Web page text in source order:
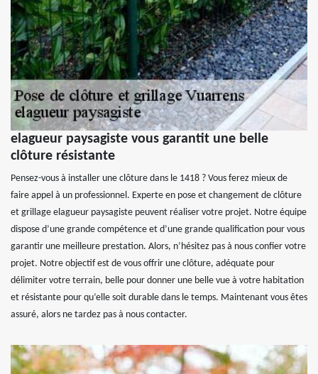
elagueur paysagiste vous garantit une belle
clôture résistante
Pensez-vous à installer une clôture dans le 1418 ? Vous ferez mieux de
faire appel à un professionnel. Experte en pose et changement de clôture
et grillage elagueur paysagiste peuvent réaliser votre projet. Notre équipe
dispose d’une grande compétence et d’une grande qualification pour vous
garantir une meilleure prestation. Alors, n’hésitez pas à nous confier votre
projet. Notre objectif est de vous offrir une clôture, adéquate pour
délimiter votre terrain, belle pour donner une belle vue à votre habitation
et résistante pour qu’elle soit durable dans le temps. Maintenant vous êtes
assuré, alors ne tardez pas à nous contacter.